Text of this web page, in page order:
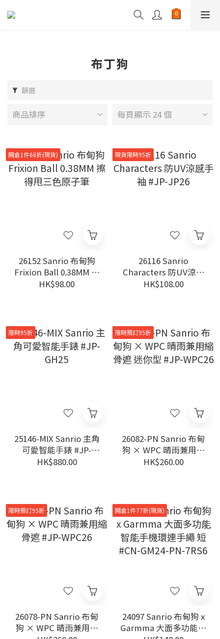
布丁狗
篩選
商品排序 每頁顯示 24 個
開倉1件66折(現貨)
26152 Sanrio 布甸狗
Frixion Ball 0.38MM 擦
得甩三色原子筆
HK$98.00
現貨限時95折
26116 Sanrio
Characters 防UV涼感
手袖 #JP-JP26
HK$108.00
限時95折
25146-MIX Sanrio 主角
可愛智能手錶 #JP-
GH25
HK$880.00
限時預訂95折
26082-PN Sanrio 布甸
狗 × WPC 晴雨兼用縮
骨遮 迷你型 #JP-
HK$260.00
限時預訂95折
26078-PN Sanrio 布甸
狗 × WPC 晴雨兼用縮
開倉1件77折(現貨)
24097 Sanrio 布甸狗 x
Garmma 大面多功能智